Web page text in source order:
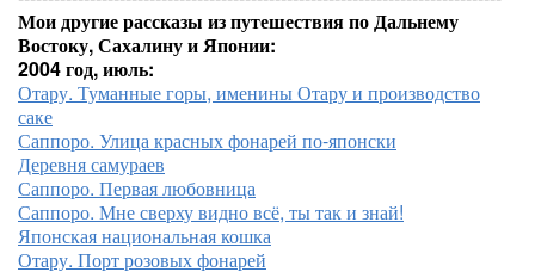
Мои другие рассказы из путешествия по Дальнему
Востоку, Сахалину и Японии:
2004 год, июль:
Отару. Туманные горы, именины Отару и производство
саке
Саппоро. Улица красных фонарей по-японски
Деревня самураев
Саппоро. Первая любовница
Саппоро. Мне сверху видно всё, ты так и знай!
Японская национальная кошка
Отару. Порт розовых фонарей